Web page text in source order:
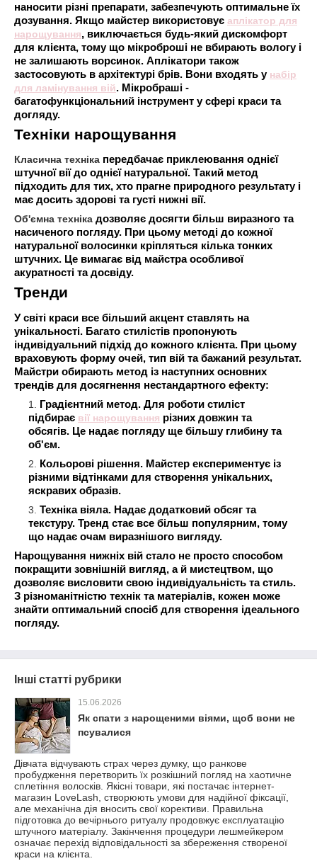
наносити різні препарати, забезпечують оптимальне їх
дозування. Якщо майстер використовує аплікатор для
нарощування, виключається будь-який дискомфорт
для клієнта, тому що мікроброші не вбирають вологу і
не залишають ворсинок. Аплікатори також
застосовують в архітектурі брів. Вони входять у набір
для ламінування вій. Мікробраші -
багатофункціональний інструмент у сфері краси та
догляду.
Техніки нарощування
Класична техніка передбачає приклеювання однієї
штучної вії до однієї натуральної. Такий метод
підходить для тих, хто прагне природного результату і
має досить здорові та густі нижні вії.
Об'ємна техніка дозволяє досягти більш виразного та
насиченого погляду. При цьому методі до кожної
натуральної волосинки кріпляться кілька тонких
штучних. Це вимагає від майстра особливої ​​
акуратності та досвіду.
Тренди
У світі краси все більший акцент ставлять на
унікальності. Багато стилістів пропонують
індивідуальний підхід до кожного клієнта. При цьому
враховують форму очей, тип вій та бажаний результат.
Майстри обирають метод із наступних основних
трендів для досягнення нестандартного ефекту:
Градієнтний метод. Для роботи стиліст
підбирає вії нарощування різних довжин та
обсягів. Це надає погляду ще більшу глибину та
об'єм.
Кольорові рішення. Майстер експериментує із
різними відтінками для створення унікальних,
яскравих образів.
Техніка віяла. Надає додатковий обсяг та
текстуру. Тренд стає все більш популярним, тому
що надає очам виразнішого вигляду.
Нарощування нижніх вій стало не просто способом
покращити зовнішній вигляд, а й мистецтвом, що
дозволяє висловити свою індивідуальність та стиль.
З різноманітністю технік та матеріалів, кожен може
знайти оптимальний спосіб для створення ідеального
погляду.
Інші статті рубрики
15.06.2026
Як спати з нарощеними віями, щоб вони не
псувалися
Дівчата відчувають страх через думку, що ранкове
пробудження перетворить їх розкішний погляд на хаотичне
сплетіння волосків. Якісні товари, які постачає інтернет-
магазин LoveLash, створюють умови для надійної фіксації,
але механічна дія вносить свої корективи. Правильна
підготовка до вечірнього ритуалу продовжує експлуатацію
штучного матеріалу. Закінчення процедури лешмейкером
означає перехід відповідальності за збереження створеної
краси на клієнта.